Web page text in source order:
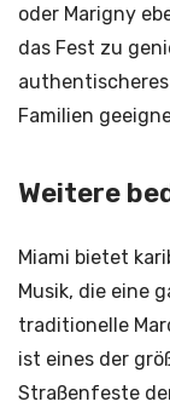
oder Marigny
das Fest zu
Familien
Weitere
Miami bietet
Musik, die eine
traditionelle
ist eines der
Straßenfeste